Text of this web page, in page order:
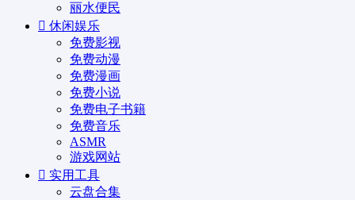
丽水便民
休闲娱乐
免费影视
免费动漫
免费漫画
免费小说
免费电子书籍
免费音乐
ASMR
游戏网站
实用工具
云盘合集